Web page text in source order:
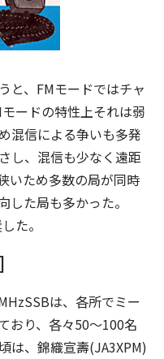
と、FMモードではチャ
ードの特性上それは弱
混信による争いも多発
し、混信も少なく遠距
いため多数の局が同時
した局も多かった。
た。
は、各所でミー
おり、各々50〜100名
は、錦織宣壽(JA3XPM)